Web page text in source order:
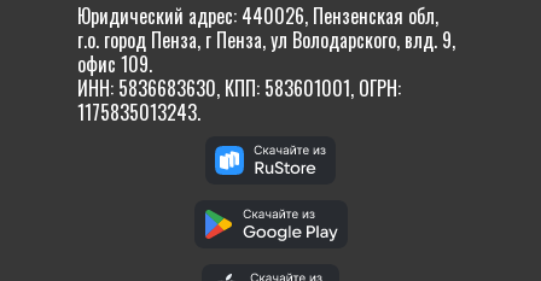
Юридический адрес: 440026, Пензенская обл,
г.о. город Пенза, г Пенза, ул Володарского, влд. 9,
офис 109.
ИНН: 5836683630, КПП: 583601001, ОГРН:
1175835013243.